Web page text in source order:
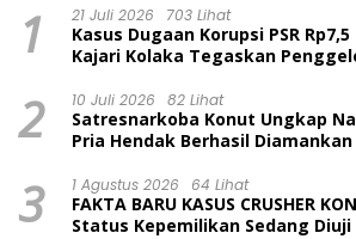
1 21 Juli 2026 703 Lihat
Kasus Dugaan Korupsi PSR
Kajari Kolaka Tegaskan
2 10 Juli 2026 82 Lihat
Satresnarkoba Konut Ungkap
Pria Hendak Berhasil Diamankan
3 1 Agustus 2026 64 Lihat
FAKTA BARU KASUS CRUSHER
Status Kepemilikan Sedang